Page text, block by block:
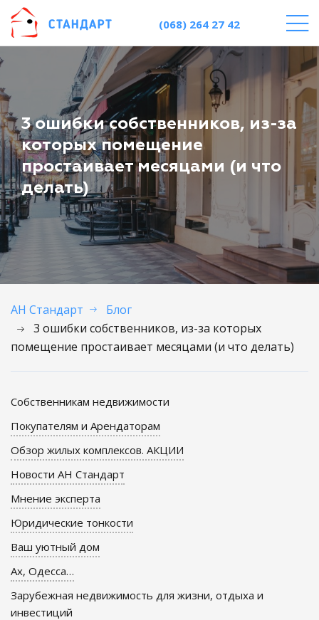
(068) 264 27 42
3 ошибки собственников, из-за
которых помещение
простаивает месяцами (и что
делать)
АН Стандарт
Блог
3 ошибки собственников, из-за которых
помещение простаивает месяцами (и что делать)
Собственникам недвижимости
Покупателям и Арендаторам
Обзор жилых комплексов. АКЦИИ
Новости АН Стандарт
Мнение эксперта
Юридические тонкости
Ваш уютный дом
Ах, Одесса…
Зарубежная недвижимость для жизни, отдыха и
инвестиций